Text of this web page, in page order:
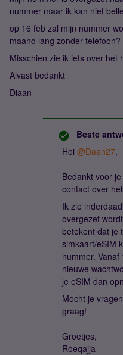
nummer maar ik kan niet
op 16 feb zal mijn nummer
maand lang zonder telefoon?
Misschien zie ik iets over het
Alvast bedankt
Diaan
Beste
Hoi @Daan27,
Bedankt voor
contact over
Ik zie
overgezet
betekent dat je
simkaart/eSIM
nummer.
nieuwe
je eSIM dan
Mocht je
graag!
Groetjes,
Roeqajja